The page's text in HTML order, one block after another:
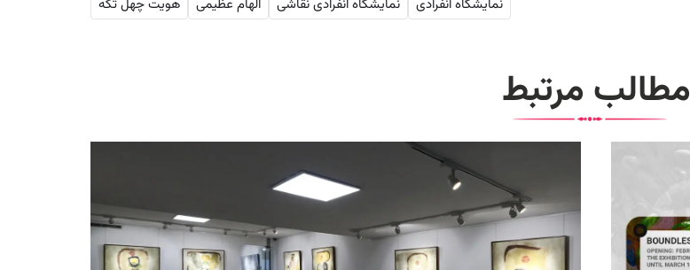
نمایشگاه انفرادی نمایشگاه انفرادی نقاشی‌ الهام عظیمی هویت چهل تکه
مطالب مرتبط